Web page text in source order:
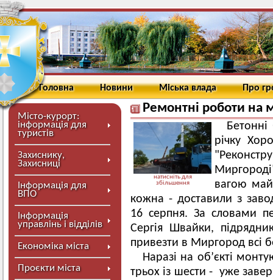
Головна Новини Міська влада Про
Місто-курорт:
інформація для
туристів
Захиснику,
Захисниці
Інформація для
ВПО
Інформація
управлінь і відділів
Економіка міста
Проєкти міста
Ремонтні роботи на
натисніть для
збільшення
річку
вагою
кожна - доставили з
16 серпня. За словами
Сергія Швайки,
привезти в Миргород всі
Наразі на об’єкті
трьох із шести - уже